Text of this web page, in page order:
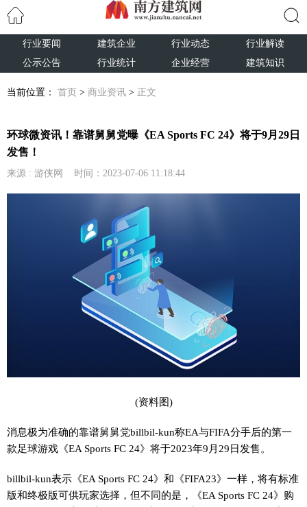
行业要闻 建筑企业 行业动态
行业解读
公示公告
行业统计 企业经营 建筑知识
当前位置： 首页 > 商业资讯 > 正文
环球微资讯！靠谱舅舅党曝《EA Sports FC 24》将于9月29日
发售！
来源 : 游侠网 时间：2023-07-06 11:18:44
(资料图)
消息极为准确的靠谱舅舅党billbil-kun称EA与FIFA分手后的第一
款足球游戏《EA Sports FC 24》将于2023年9月29日发售。
billbil-kun表示《EA Sports FC 24》和《FIFA23》一样，将有标准
版和终极版可供玩家选择，但不同的是，《EA Sports FC 24》购